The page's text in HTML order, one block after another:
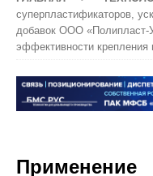
суперпластификаторов,
добавок ООО «Полипласт-
эффективности крепления
Применение